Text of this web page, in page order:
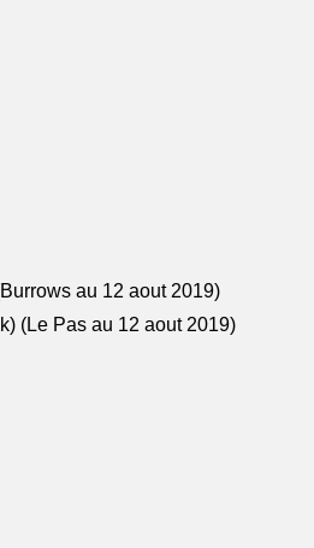
au 12 aout 2019)
(Le Pas au 12 aout 2019)